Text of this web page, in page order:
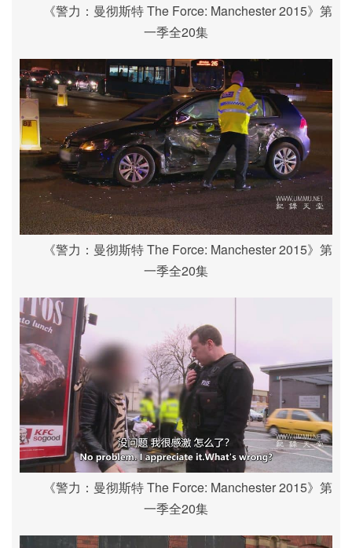
《警力：曼彻斯特 The Force: Manchester 2015》第
一季全20集
《警力：曼彻斯特 The Force: Manchester 2015》第
一季全20集
《警力：曼彻斯特 The Force: Manchester 2015》第
一季全20集